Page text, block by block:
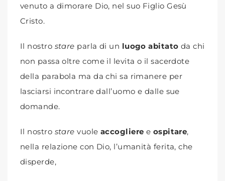
venuto a dimorare Dio, nel suo Figlio Gesù
Cristo.
Il nostro stare parla di un luogo abitato da chi
non passa oltre come il levita o il sacerdote
della parabola ma da chi sa rimanere per
lasciarsi incontrare dall’uomo e dalle sue
domande.
Il nostro stare vuole accogliere e ospitare,
nella relazione con Dio, l’umanità ferita, che
disperde,